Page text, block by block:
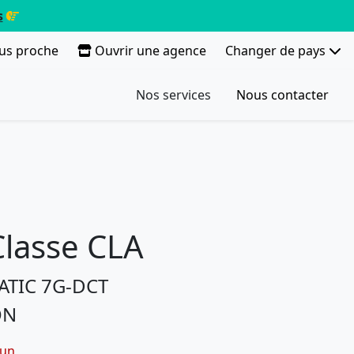
proche
Ouvrir une agence Changer de pays
Nos services Nous contacter
CLA
7G-DCT